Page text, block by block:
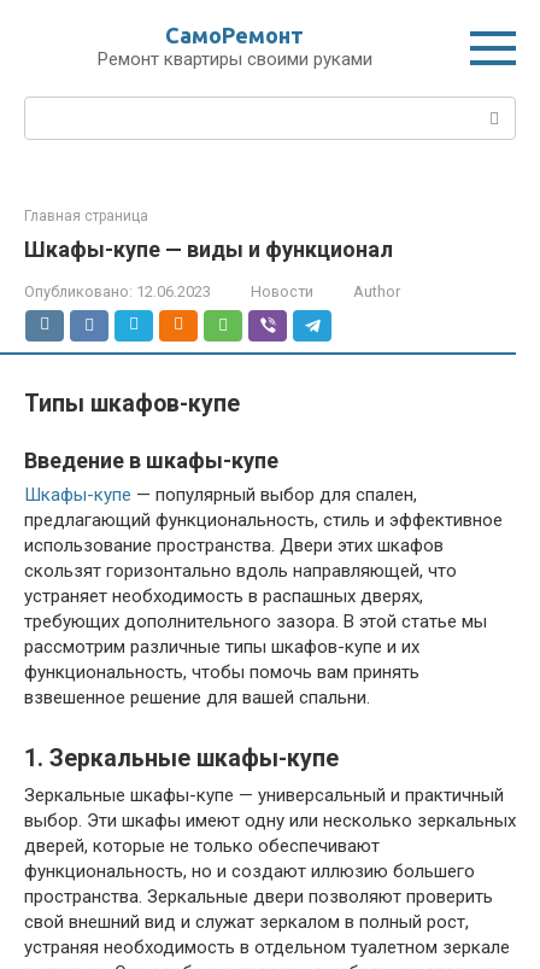
СамоРемонт
Ремонт квартиры своими руками
Поиск:
Главная страница
Шкафы-купе — виды и функционал
Опубликовано: 12.06.2023 Новости Author
Типы шкафов-купе
Введение в шкафы-купе
Шкафы-купе — популярный выбор для спален,
предлагающий функциональность, стиль и эффективное
использование пространства. Двери этих шкафов
скользят горизонтально вдоль направляющей, что
устраняет необходимость в распашных дверях,
требующих дополнительного зазора. В этой статье мы
рассмотрим различные типы шкафов-купе и их
функциональность, чтобы помочь вам принять
взвешенное решение для вашей спальни.
1. Зеркальные шкафы-купе
Зеркальные шкафы-купе — универсальный и практичный
выбор. Эти шкафы имеют одну или несколько зеркальных
дверей, которые не только обеспечивают
функциональность, но и создают иллюзию большего
пространства. Зеркальные двери позволяют проверить
свой внешний вид и служат зеркалом в полный рост,
устраняя необходимость в отдельном туалетном зеркале